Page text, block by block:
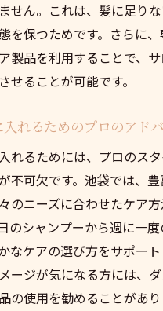
せん。これは、髪に足り
を保つためです。さらに
製品を利用することで、
せることが可能です。
れるためのプロのアド
れるためには、プロのス
不可欠です。池袋では、
のニーズに合わせたケア
のシャンプーから週に一
なケアの選び方をサポー
ージが気になる方には、
の使用を勧めることがあ